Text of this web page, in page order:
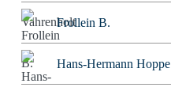
Frollein B.
Hans-Hermann Hoppe